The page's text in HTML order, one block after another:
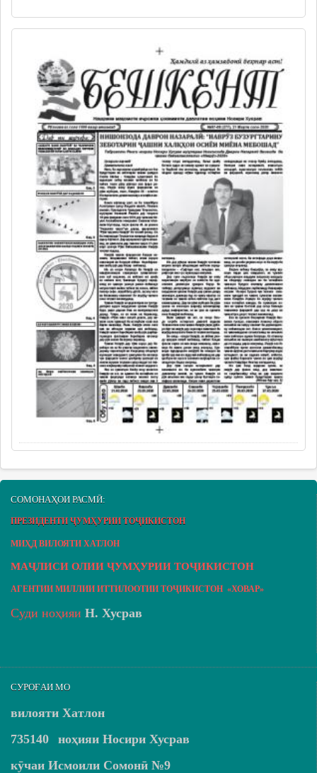
СОМОНАҲОИ РАСМӢ:
ПРЕЗИДЕНТИ ҶУМҲУРИИ ТОҶИКИСТОН
МИҲД ВИЛОЯТИ ХАТЛОН
МАҶЛИСИ ОЛИИ ҶУМҲУРИИ ТОҶИКИСТОН
АГЕНТИИ МИЛЛИИ ИТТИЛООТИИ ТОҶИКИСТОН «ХОВАР»
Суди ноҳияи Н. Хусрав
СУРОҒАИ МО
вилояти Хатлон
735140
ноҳияи Носири Хусрав
кӯчаи Исмоили Сомонӣ №9